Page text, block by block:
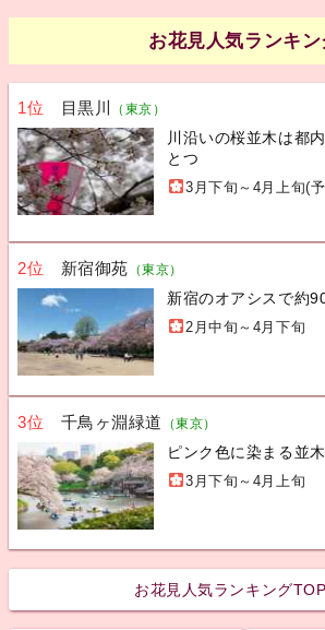
お花見人気ランキン
1位 目黒川 （東京）
川沿いの桜並木は都
とつ
3月下旬～4月上旬(
2位 新宿御苑 （東京）
新宿のオアシスで約
2月中旬～4月下旬
3位 千鳥ヶ淵緑道 （東京）
ピンク色に染まる並
3月下旬～4月上旬
お花見人気ランキング